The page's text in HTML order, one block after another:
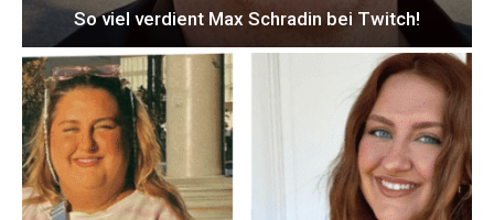
So viel verdient Max Schradin bei Twitch!